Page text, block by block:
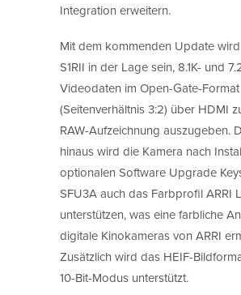
Integration erweitern.
Mit dem kommenden Update
S1RII in der Lage sein, 8.1K- und
Videodaten im Open-Gate-Format
(Seitenverhältnis 3:2) über HDMI
RAW-Aufzeichnung auszugeben.
hinaus wird die Kamera nach
optionalen Software Upgrade
SFU3A auch das Farbprofil ARRI
unterstützen, was eine farbliche
digitale Kinokameras von ARRI
Zusätzlich wird das HEIF-
10-Bit-Modus unterstützt.